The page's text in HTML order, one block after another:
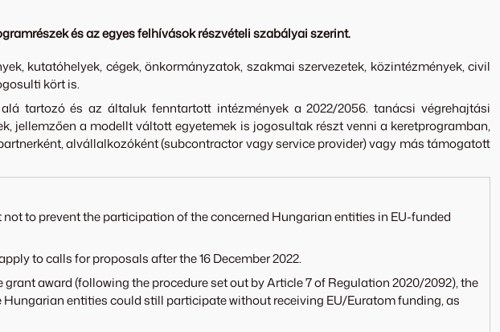
és az egyes felhívások részvételi szabályai szerint.
kutatóhelyek, cégek, önkormányzatok, szakmai szervezetek, közintézmények, civil
kört is.
tartozó és az általuk fenntartott intézmények a 2022/2056. tanácsi végrehajtási
jellemzően a modellt váltott egyetemek is jogosultak részt venni a keretprogramban,
alvállalkozóként (subcontractor vagy service provider) vagy más támogatott
to prevent the participation of the concerned Hungarian entities in EU-funded
to calls for proposals after the 16 December 2022.
award (following the procedure set out by Article 7 of Regulation 2020/2092), the
entities could still participate without receiving EU/Euratom funding, as